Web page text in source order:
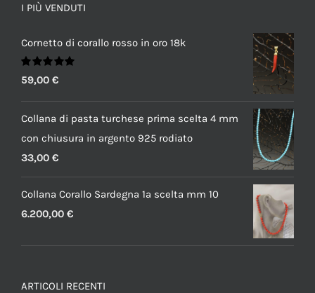
I PIÙ VENDUTI
Cornetto di corallo rosso in oro 18k
Valutato
5.00 su 5
59,00 €
Collana di pasta turchese prima scelta 4 mm
con chiusura in argento 925 rodiato
33,00 €
Collana Corallo Sardegna 1a scelta mm 10
6.200,00 €
ARTICOLI RECENTI